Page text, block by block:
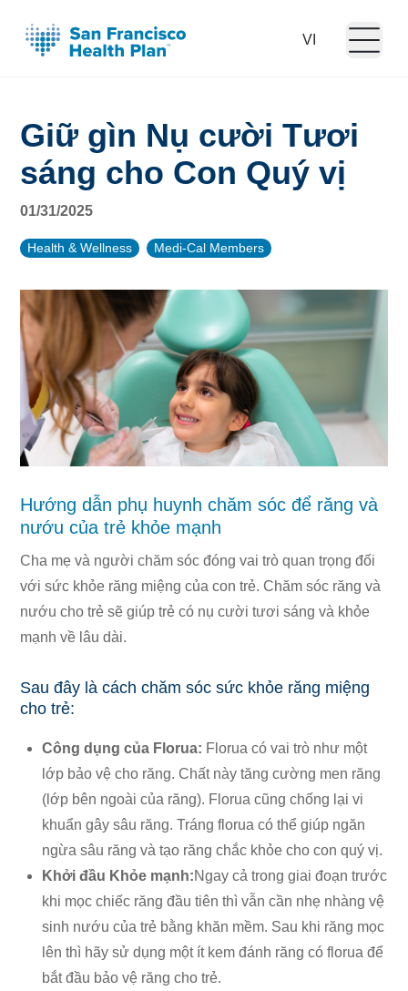
Language:Open
Giữ gìn Nụ cười Tươi
sáng cho Con Quý vị
01/31/2025
Health & Wellness Medi-Cal Members
Hướng dẫn phụ huynh chăm sóc để răng và
nướu của trẻ khỏe mạnh
Cha mẹ và người chăm sóc đóng vai trò quan trọng đối
với sức khỏe răng miệng của con trẻ. Chăm sóc răng và
nướu cho trẻ sẽ giúp trẻ có nụ cười tươi sáng và khỏe
mạnh về lâu dài.
Sau đây là cách chăm sóc sức khỏe răng miệng
cho trẻ:
Công dụng của Florua: Florua có vai trò như một
lớp bảo vệ cho răng. Chất này tăng cường men răng
(lớp bên ngoài của răng). Florua cũng chống lại vi
khuẩn gây sâu răng. Tráng florua có thể giúp ngăn
ngừa sâu răng và tạo răng chắc khỏe cho con quý vị.
Khởi đầu Khỏe mạnh:Ngay cả trong giai đoạn trước
khi mọc chiếc răng đầu tiên thì vẫn cần nhẹ nhàng vệ
sinh nướu của trẻ bằng khăn mềm. Sau khi răng mọc
lên thì hãy sử dụng một ít kem đánh răng có florua để
bắt đầu bảo vệ răng cho trẻ.